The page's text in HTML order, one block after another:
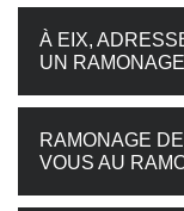
À EIX,
UN
RAMONAGE
VOUS AU